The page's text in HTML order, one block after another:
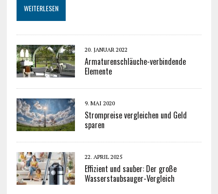
WEITERLESEN
20. JANUAR 2022
Armaturenschläuche-verbindende
Elemente
9. MAI 2020
Strompreise vergleichen und Geld
sparen
22. APRIL 2025
Effizient und sauber: Der große
Wasserstaubsauger-Vergleich